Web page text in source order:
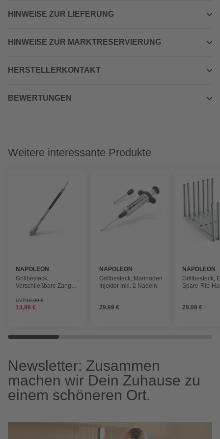
HINWEISE ZUR LIEFERUNG
HINWEISE ZUR MARKTRESERVIERUNG
HERSTELLERKONTAKT
BEWERTUNGEN
Weitere interessante Produkte
NAPOLEON
Grillbesteck,
Verschließbare Zange
UVP19,99 €
14,99 €
NAPOLEON
Grillbesteck, Marinaden
Injektor inkl. 2 Nadeln
29,99 €
NAPOLEON
Grillbesteck,
Spare-Rib-
29,99 €
Newsletter: Zusammen
machen wir Dein Zuhause zu
einem schöneren Ort.